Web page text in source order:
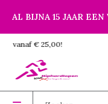
AL BIJNA 15 JAAR
GRATIS verzending